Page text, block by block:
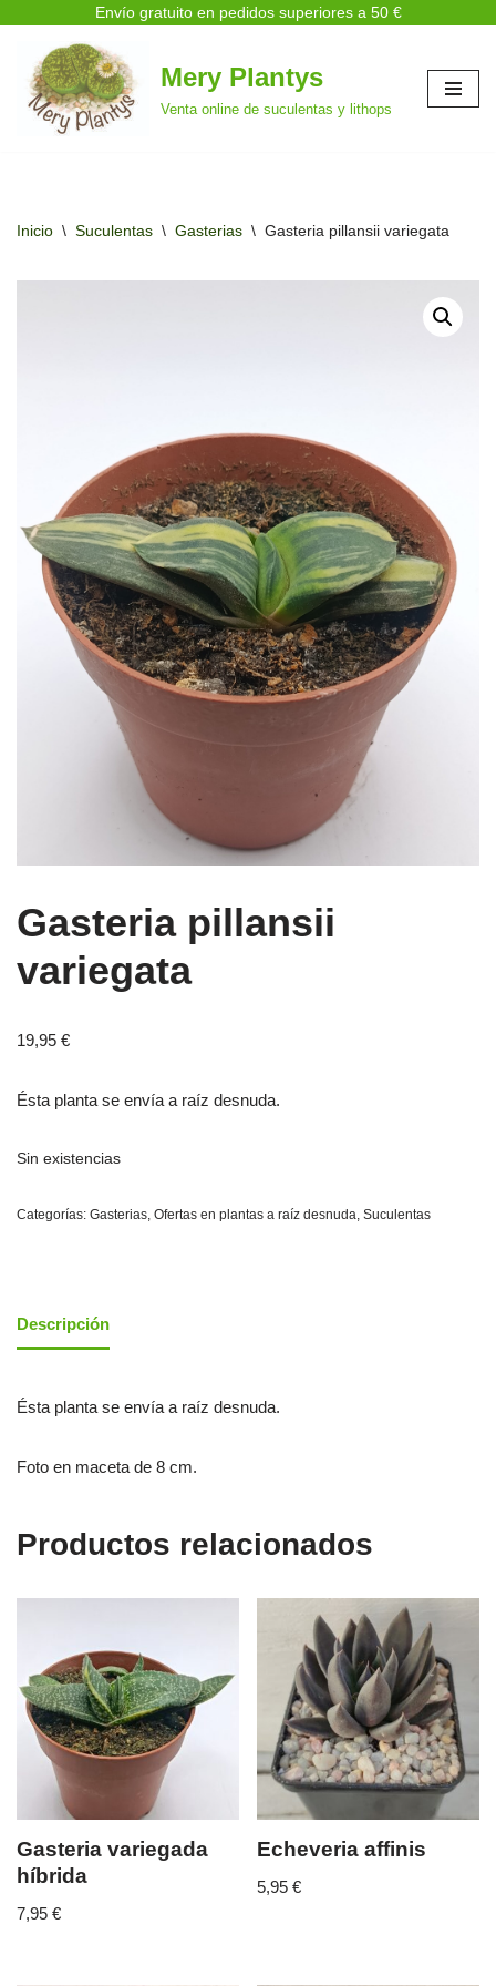
Envío gratuito en pedidos superiores a 50 €
Saltar
al
contenido
Mery Plantys
Venta online de suculentas y lithops
Inicio \ Suculentas \ Gasterias \ Gasteria pillansii variegata
Gasteria pillansii
variegata
19,95 €
Ésta planta se envía a raíz desnuda.
Sin existencias
Categorías: Gasterias Ofertas en plantas a raíz desnuda Suculentas
Descripción
Ésta planta se envía a raíz desnuda.
Foto en maceta de 8 cm.
Productos relacionados
Gasteria variegada
híbrida
7,95 €
Echeveria affinis
5,95€